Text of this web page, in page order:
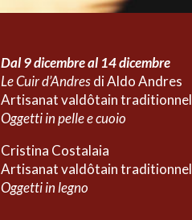
Dal 9 dicembre al 14 dicembre
Le Cuir d’Andresdi Aldo Andres
Artisanat valdôtain traditionnel
Oggetti in pelle e cuoio
Cristina Costalaia
Artisanat valdôtain traditionnel
Oggetti in legno